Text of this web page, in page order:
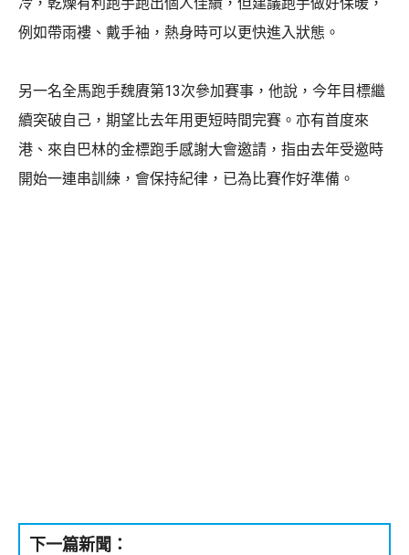
例如帶雨褸、戴手袖，熱身時可以更快進入狀態。
另一名全馬跑手魏賡第13次參加賽事，他說，今年目標繼
續突破自己，期望比去年用更短時間完賽。亦有首度來
港、來自巴林的金標跑手感謝大會邀請，指由去年受邀時
開始一連串訓練，會保持紀律，已為比賽作好準備。
下一篇新聞：